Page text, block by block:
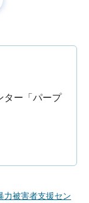
ター「パープ
力被害者支援セン